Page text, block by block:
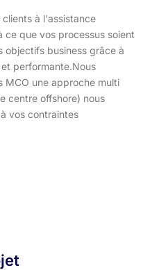
à l'assistance
ce que vos processus soient
objectifs business grâce à
performante.​ Nous
MCO une approche multi
centre offshore) nous
vos contraintes